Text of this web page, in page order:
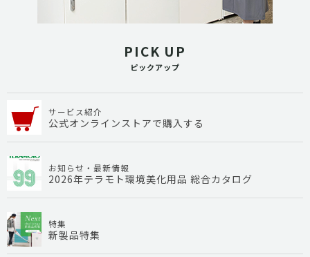
PICK UP
ピックアップ
サービス紹介
公式オンラインストアで購入する
お知らせ・最新情報
2026年テラモト環境美化用品 総合カタログ
特集
新製品特集